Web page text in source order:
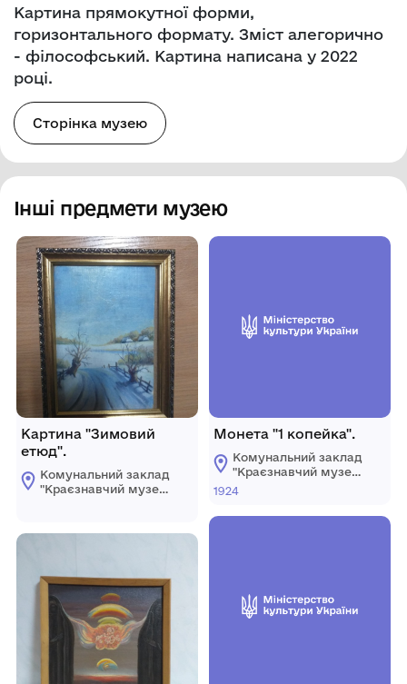
Картина прямокутної форми,
горизонтального формату. Зміст алегорично
- філософський. Картина написана у 2022
році.
Сторінка музею
Інші предмети музею
Картина "Зимовий
етюд".
Комунальний заклад
"Краєзнавчий музей
ради
Монета "1 копейка".
Комунальний заклад
"Краєзнавчий музей
ім. У.Кармалюка"
ради
1924